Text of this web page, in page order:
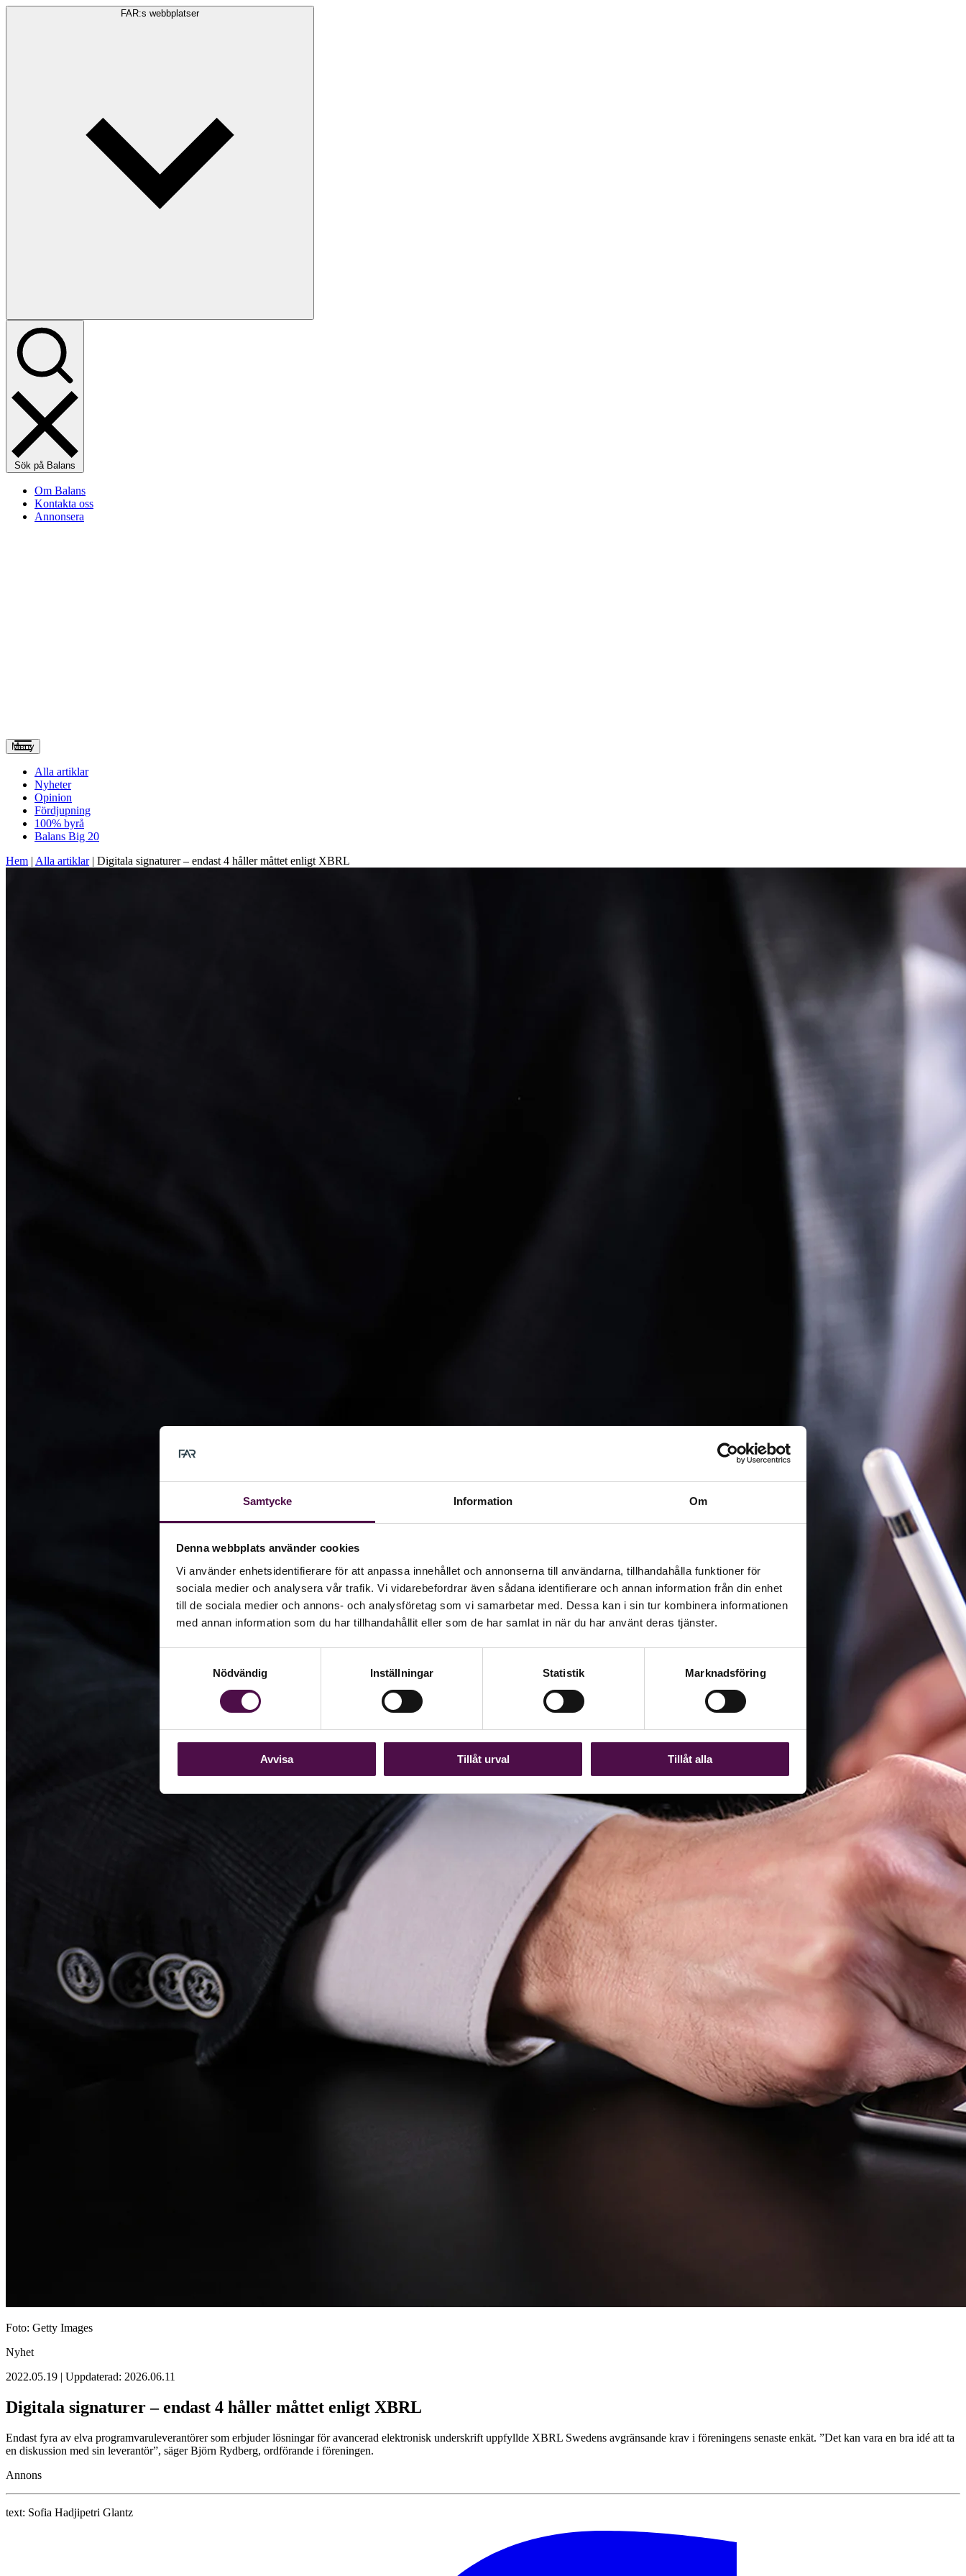
Samtycke Information Om
Denna webbplats använder cookies
Vi använder enhetsidentifierare för att anpassa innehållet och annonserna till användarna, tillhandahålla funktioner för
sociala medier och analysera vår trafik. Vi vidarebefordrar även sådana identifierare och annan information från din enhet
till de sociala medier och annons- och analysföretag som vi samarbetar med. Dessa kan i sin tur kombinera informationen
med annan information som du har tillhandahållit eller som de har samlat in när du har använt deras tjänster.
Nödvändig
Inställningar Statistik Marknadsföring
Avvisa Tillåt urval Tillåt alla
FAR:s webbplatser
Sök på Balans
Om Balans
Kontakta oss
Annonsera
Meny
Alla artiklar
Nyheter
Opinion
Fördjupning
100% byrå
Balans Big 20
Hem | Alla artiklar| Digitala signaturer – endast 4 håller måttet enligt XBRL
Foto: Getty Images
Nyhet
2022.05.19 | Uppdaterad: 2026.06.11
Digitala signaturer – endast 4 håller måttet enligt XBRL
Endast fyra av elva programvaruleverantörer som erbjuder lösningar för avancerad elektronisk underskrift uppfyllde XBRL Swedens avgränsande krav i föreningens senaste enkät. ”Det kan vara en bra idé att ta
en diskussion med sin leverantör”, säger Björn Rydberg, ordförande i föreningen.
Annons
text: Sofia Hadjipetri Glantz